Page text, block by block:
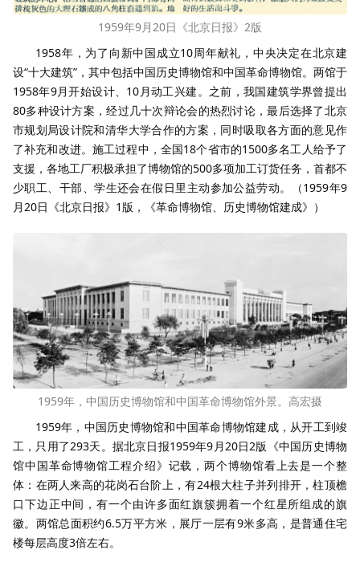
1959年9月20日《北京日报》2版
1958年，为了向新中国成立10周年献礼，中央决定在北京建
设“十大建筑”，其中包括中国历史博物馆和中国革命博物馆。两馆于
1958年9月开始设计、10月动工兴建。之前，我国建筑学界曾提出
80多种设计方案，经过几十次辩论会的热烈讨论，最后选择了北京
市规划局设计院和清华大学合作的方案，同时吸取各方面的意见作
了补充和改进。施工过程中，全国18个省市的1500多名工人给予了
支援，各地工厂积极承担了博物馆的500多项加工订货任务，首都不
少职工、干部、学生还会在假日里主动参加公益劳动。（1959年9
月20日《北京日报》1版，《革命博物馆、历史博物馆建成》）
1959年，中国历史博物馆和中国革命博物馆外景。高宏摄
1959年，中国历史博物馆和中国革命博物馆建成，从开工到竣
工，只用了293天。据北京日报1959年9月20日2版《中国历史博物
馆中国革命博物馆工程介绍》记载，两个博物馆看上去是一个整
体：在两人来高的花岗石台阶上，有24根大柱子并列排开，柱顶檐
口下边正中间，有一个由许多面红旗簇拥着一个红星所组成的旗
徽。两馆总面积约6.5万平方米，展厅一层有9米多高，是普通住宅
楼每层高度3倍左右。